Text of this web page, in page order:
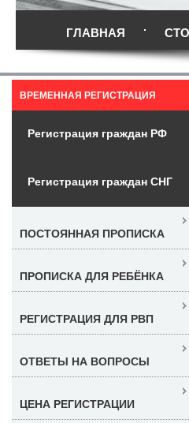
ГЛАВНАЯ
ВРЕМЕННАЯ РЕГИСТРАЦИЯ
Регистрация граждан РФ
Регистрация граждан СНГ
ПОСТОЯННАЯ ПРОПИСКА
ПРОПИСКА ДЛЯ РЕБЁНКА
РЕГИСТРАЦИЯ ДЛЯ РВП
ОТВЕТЫ НА ВОПРОСЫ
ЦЕНА РЕГИСТРАЦИИ